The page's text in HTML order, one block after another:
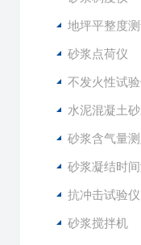
地坪平整度
砂浆点荷仪
不发火性试
水泥混凝土
砂浆含气量
砂浆凝结时
抗冲击试验仪
砂浆搅拌机